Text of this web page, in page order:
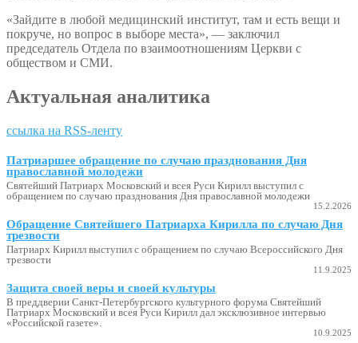
«Зайдите в любой медицинский институт, там и есть вещи и
покруче, но вопрос в выборе места», — заключил
председатель Отдела по взаимоотношениям Церкви с
обществом и СМИ.
Актуальная аналитика
ссылка на RSS-ленту
Патриаршее обращение по случаю празднования Дня
православной молодежи
Святейший Патриарх Московский и всея Руси Кирилл выступил с
обращением по случаю празднования Дня православной молодежи
15.2.2026
Обращение Святейшего Патриарха Кирилла по случаю Дня
трезвости
Патриарх Кирилл выступил с обращением по случаю Всероссийского Дня
трезвости
11.9.2025
Защита своей веры и своей культуры
В преддверии Санкт-Петербургского культурного форума Святейший
Патриарх Московский и всея Руси Кирилл дал эксклюзивное интервью
«Российской газете».
10.9.2025